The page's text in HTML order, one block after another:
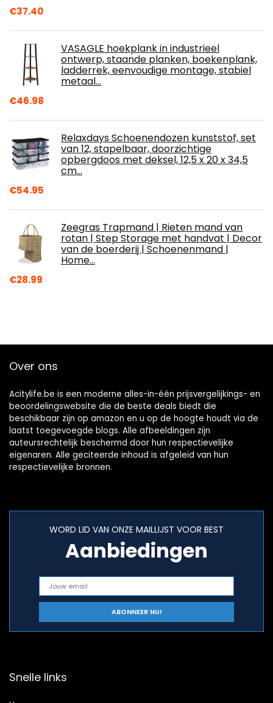
€37.40
VASAGLE hoekplank in industrieel
ontwerp, staande planken, boekenplank,
ladderrek, eenvoudige montage, stabiel
metaal…
€46.98
Relaxdays Schoenendozen kunststof, set
van 12, stapelbaar, doorzichtige
opbergdoos met deksel, 12,5 x 20 x 34,5
cm…
€54.95
Zeegras Trapmand | Rieten mand van
rotan | Step Storage met handvat | Decor
van de boerderij | Schoenenmand |
Home…
€28.99
Over ons
Acitylife.be is een moderne alles-in-één prijsvergelijkings- en
beoordelingswebsite die de beste deals biedt die
beschikbaar zijn op amazon en u op de hoogte houdt via de
laatst toegevoegde blogs. Alle afbeeldingen zijn
auteursrechtelijk beschermd door hun respectievelijke
eigenaren. Alle geciteerde inhoud is afgeleid van hun
respectievelijke bronnen.
WORD LID VAN ONZE MAILLIJST VOOR BEST
Aanbiedingen
Snelle links